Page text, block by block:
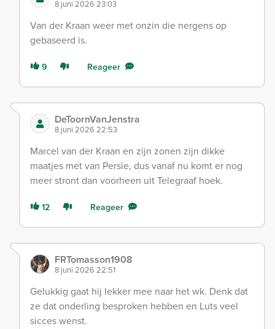
8 juni 2026 23:03
Van der Kraan weer met onzin die nergens op
gebaseerd is.
9 Reageer
DeToornVanJenstra
8 juni 2026 22:53
Marcel van der Kraan en zijn zonen zijn dikke
maatjes met van Persie, dus vanaf nu komt er nog
meer stront dan voorheen uit Telegraaf hoek.
12 Reageer
FRTomasson1908
8 juni 2026 22:51
Gelukkig gaat hij lekker mee naar het wk. Denk dat
ze dat onderling besproken hebben en Luts veel
sicces wenst.